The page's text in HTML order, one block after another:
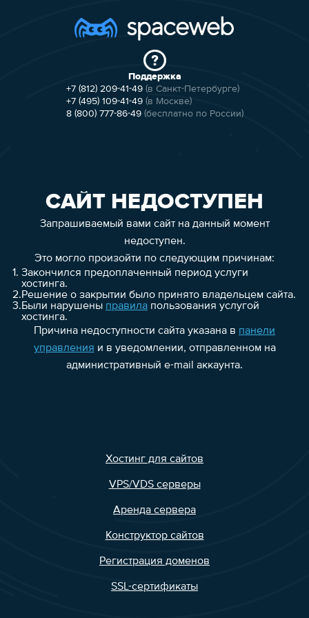
Поддержка
+7 (812) 209-41-49 (в Санкт-Петербурге)
+7 (495) 109-41-49 (в Москве)
8 (800) 777-86-49 (бесплатно по России)
САЙТ НЕДОСТУПЕН
Запрашиваемый вами сайт на данный момент
недоступен.
Это могло произойти по следующим причинам:
1. Закончился предоплаченный период услуги
хостинга.
2.Решение о закрытии было принято владельцем сайта.
3.Были нарушены правилапользования услугой
хостинга.
Причина недоступности сайта указана в панели
управления и в уведомлении, отправленном на
административный e-mail аккаунта.
Хостинг для сайтов
VPS/VDS серверы
Аренда сервера
Конструктор сайтов
Регистрация доменов
SSL-сертификаты